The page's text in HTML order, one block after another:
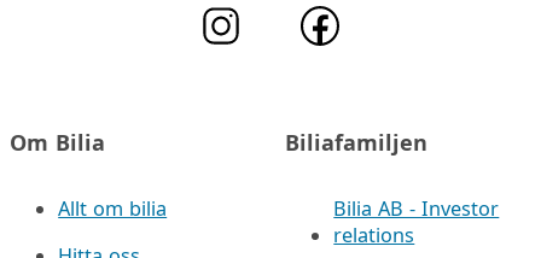
Om Bilia
Allt om bilia
Biliafamiljen
Bilia AB - Investor
relations